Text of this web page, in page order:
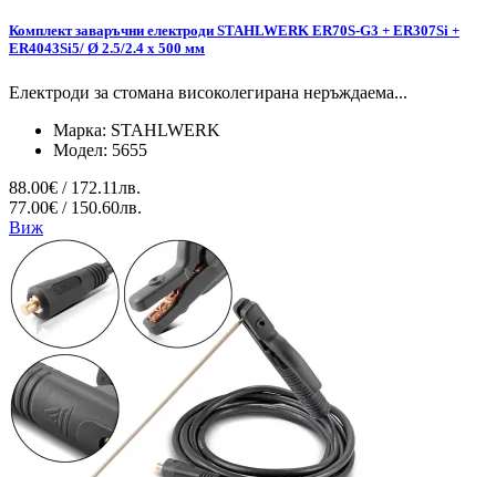
Комплект заваръчни електроди STAHLWERK ER70S-G3 + ER307Si +
ER4043Si5/ Ø 2.5/2.4 x 500 мм
Електроди за стомана високолегирана неръждаема...
Марка: STAHLWERK
Модел: 5655
88.00€ / 172.11лв.
77.00€ / 150.60лв.
Виж